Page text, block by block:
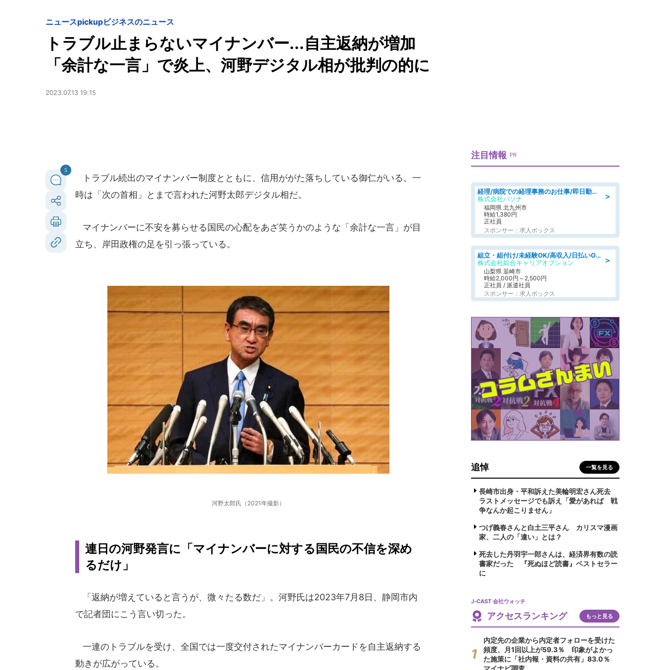
ニュースpickupビジネスのニュース
トラブル止まらないマイナンバー...自主返納が増加
「余計な一言」で炎上、河野デジタル相が批判の的に
2023.07.13 19:15
5
トラブル続出のマイナンバー制度とともに、信用ががた落ちしている御仁がいる。一
時は「次の首相」とまで言われた河野太郎デジタル相だ。
マイナンバーに不安を募らせる国民の心配をあざ笑うかのような「余計な一言」が目
立ち、岸田政権の足を引っ張っている。
河野太郎氏（2021年撮影）
連日の河野発言に「マイナンバーに対する国民の不信を深め
るだけ」
「返納が増えていると言うが、微々たる数だ」。河野氏は2023年7月8日、静岡市内
で記者団にこう言い切った。
一連のトラブルを受け、全国では一度交付されたマイナンバーカードを自主返納する
動きが広がっている。
注目情報 PR
＞
経理/病院での経理事務のお仕事/即日勤務可/車通勤可/経理/一般事務
株式会社パソナ
福岡県 北九州市
時給1,380円
正社員
スポンサー：求人ボックス
＞
組立・組付け/未経験OK/高収入/日払いOK/寮費無料/日勤
株式会社綜合キャリアオプション
山梨県 韮崎市
時給2,000円～2,500円
正社員 / 派遣社員
スポンサー：求人ボックス
追悼 一覧を見る
長崎市出身・平和訴えた美輪明宏さん死去
ラストメッセージでも訴え「愛があれば 戦
争なんか起こりません」
つげ義春さんと白土三平さん カリスマ漫画
家、二人の「違い」とは？
死去した丹羽宇一郎さんは、経済界有数の読
書家だった 『死ぬほど読書』ベストセラー
に
J-CAST 会社ウォッチ
アクセスランキング もっと見る
内定先の企業から内定者フォローを受けた
頻度、月1回以上が59.3％ 印象がよかっ
た施策に「社内報・資料の共有」83.0％
マイナビ調査